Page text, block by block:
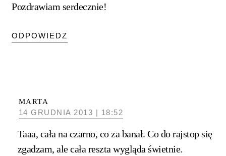
Pozdrawiam serdecznie!
ODPOWIEDZ
MARTA
14 GRUDNIA 2013 | 18:52
Taaa, cała na czarno, co za banał. Co do rajstop się
zgadzam, ale cała reszta wygląda świetnie.